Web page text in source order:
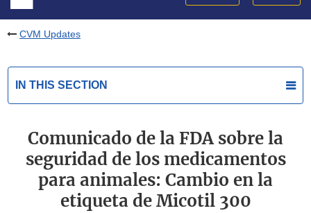
CVM Updates
IN THIS SECTION
Comunicado de la FDA sobre la
seguridad de los medicamentos
para animales: Cambio en la
etiqueta de Micotil 300